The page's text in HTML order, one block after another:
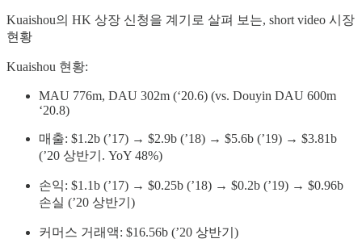
Kuaishou의 HK 상장 신청을 계기로 살펴 보는, short video 시장
현황
Kuaishou 현황:
MAU 776m, DAU 302m (‘20.6) (vs. Douyin DAU 600m
‘20.8)
매출: $1.2b (’17) → $2.9b (’18) → $5.6b (’19) → $3.81b
(’20 상반기. YoY 48%)
손익: $1.1b (’17) → $0.25b (’18) → $0.2b (’19) → $0.96b
손실 (’20 상반기)
커머스 거래액: $16.56b (’20 상반기)